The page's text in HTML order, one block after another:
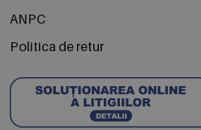
ANPC
Politica de retur